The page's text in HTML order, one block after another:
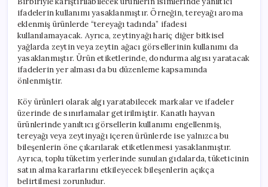
ifadelerin kullanımı yasaklanmıştır. Örneğin, tereyağı aroma
eklenmiş ürünlerde “tereyağı tadında” ifadesi
kullanılamayacak. Ayrıca, zeytinyağı hariç diğer bitkisel
yağlarda zeytin veya zeytin ağacı görsellerinin kullanımı da
yasaklanmıştır. Ürün etiketlerinde, dondurma algısı yaratacak
ifadelerin yer alması da bu düzenleme kapsamında
önlenmiştir.
Köy ürünleri olarak algı yaratabilecek markalar ve ifadeler
üzerinde de sınırlamalar getirilmiştir. Kanatlı hayvan
ürünlerinde yanıltıcı görsellerin kullanımı engellenmiş,
tereyağı veya zeytinyağı içeren ürünlerde ise yalnızca bu
bileşenlerin öne çıkarılarak etiketlenmesi yasaklanmıştır.
Ayrıca, toplu tüketim yerlerinde sunulan gıdalarda, tüketicinin
satın alma kararlarını etkileyecek bileşenlerin açıkça
belirtilmesi zorunludur.